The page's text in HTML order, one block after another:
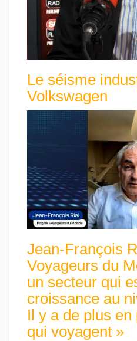
Le séisme
Volkswagen
Jean-François
Voyageurs du
un secteur qui
croissance au
Il y a de plus
qui voyagent »